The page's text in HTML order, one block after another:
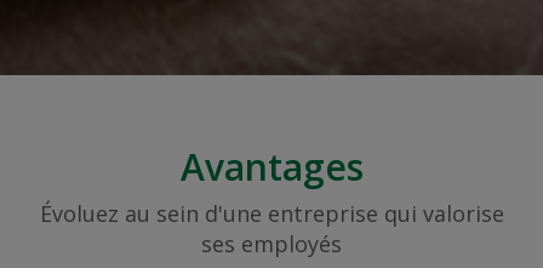
Avantages
Évoluez au sein d'une entreprise qui valorise
ses employés